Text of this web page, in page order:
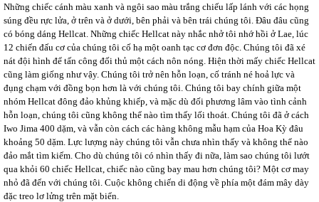
Những chiếc cánh màu xanh và ngôi sao màu trắng chiếu lấp lánh với các họng
súng đều rực lửa, ở trên và ở dưới, bên phải và bên trái chúng tôi. Đâu đâu cũng
có bóng dáng Hellcat. Những chiếc Hellcat này nhắc nhở tôi nhớ hồi ở Lae, lúc
12 chiến đấu cơ của chúng tôi cố hạ một oanh tạc cơ đơn độc. Chúng tôi đã xé
nát đội hình để tấn công đối thủ một cách nôn nóng. Hiện thời mấy chiếc Hellcat
cũng làm giống như vậy. Chúng tôi trở nên hỗn loạn, cố tránh né hoả lực và
đụng chạm với đồng bọn hơn là với chúng tôi. Chúng tôi bay chính giữa một
nhóm Hellcat đông đảo khủng khiếp, và mặc dù đối phương lâm vào tình cảnh
hỗn loạn, chúng tôi cũng không thể nào tìm thấy lối thoát. Chúng tôi đã ở cách
Iwo Jima 400 dặm, và vẫn còn cách các hàng không mẫu hạm của Hoa Kỳ đâu
khoảng 50 dặm. Lực lượng này chúng tôi vẫn chưa nhìn thấy và không thể nào
đảo mắt tìm kiếm. Cho dù chúng tôi có nhìn thấy đi nữa, làm sao chúng tôi lướt
qua khỏi 60 chiếc Hellcat, chiếc nào cũng bay mau hơn chúng tôi? Một cơ may
nhỏ đã đến với chúng tôi. Cuộc không chiến di động về phía một đám mây dày
đặc treo lơ lửng trên mặt biển.